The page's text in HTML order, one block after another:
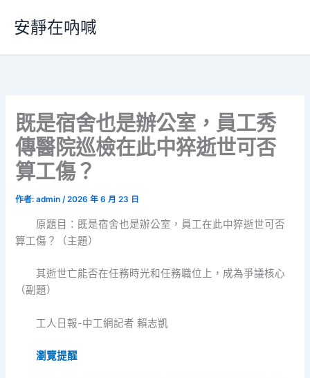
要
安靜在吶喊
既是宿舍也是辦公室，員工秀
傳醫院巡檢在此中猝逝世可否
算工傷？
作者:admin/2026 年 6 月 23 日
原題目：既是宿舍也是辦公室，員工在此中猝逝世可否
算工傷？（主題）
其逝世亡能否在任務時光和任務職位上，成為爭議核心
（副題）
工人日報-中工網記者 賴志凱
瀏覽提醒